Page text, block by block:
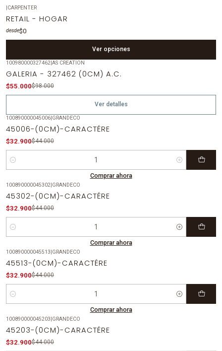
|CARPENTER
RETAIL - HOGAR
desde$0
Ver opciones
Agotado
100980000327462|AS CREATION
GALERIA - 327462 (0CM) A.C.
$55.000$98.000
Ver detalles
-25% OFF
100890000045006|GRANDECO
45006-(0CM)-CARACTÉRE
$32.900$44.000
Cantidad
Comprar ahora
-25% OFF
100890000045302|GRANDECO
45302-(0CM)-CARACTÉRE
$32.900$44.000
Cantidad
Comprar ahora
-25% OFF
100890000045513|GRANDECO
45513-(0CM)-CARACTÉRE
$32.900$44.000
Cantidad
Comprar ahora
-25% OFF
100890000045203|GRANDECO
45203-(0CM)-CARACTÉRE
$32.900$44.000